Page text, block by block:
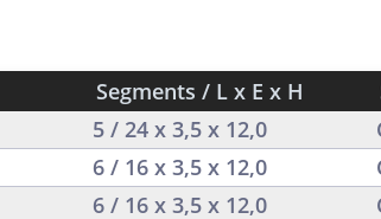
Segments / L x E x H
5 / 24 x 3,5 x 12,0
6 / 16 x 3,5 x 12,0
6 / 16 x 3,5 x 12,0